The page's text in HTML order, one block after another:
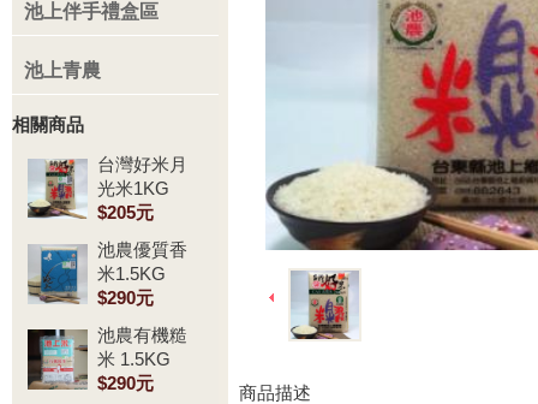
池上伴手禮盒區
池上青農
相關商品
台灣好米月
光米1KG
$205元
池農優質香
米1.5KG
$290元
池農有機糙
米 1.5KG
$290元
商品描述